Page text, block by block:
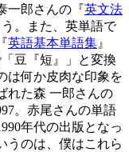
一郎さんの『英文法
。また、英単語で
英語基本単語集 』
豆『短』」と変換
は何か皮肉な印象を
れた森 一郎さんの
。赤尾さんの単語
年代の出版となっ
うのは、僕はこれら